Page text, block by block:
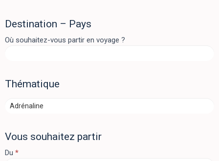
de devis
– page
Destination – Pays
Où souhaitez-vous partir en voyage ?
Thématique
Vous souhaitez partir
Du *